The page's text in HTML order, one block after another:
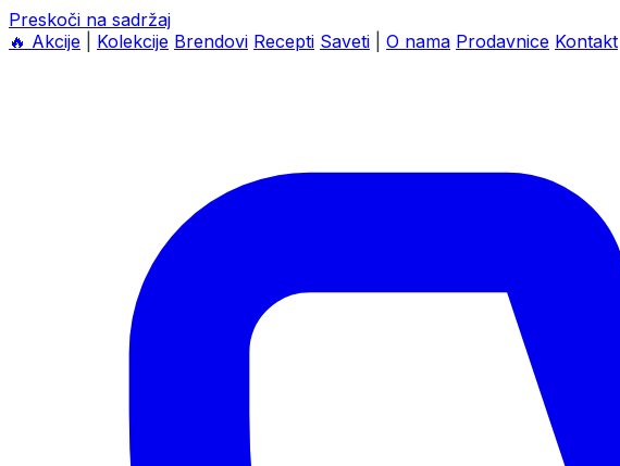
Preskoči na sadržaj
🔥 Akcije Kolekcije Brendovi Recepti Saveti O nama Prodavnice Kontakt